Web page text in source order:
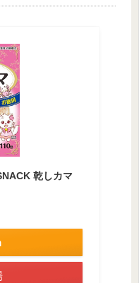
乾しカマ